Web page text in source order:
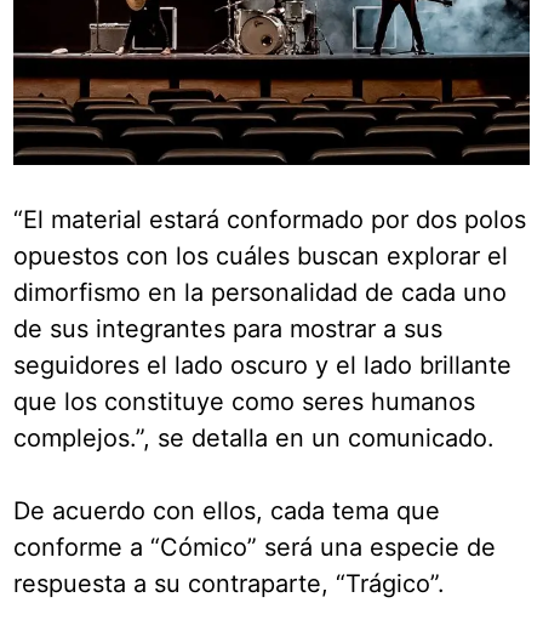
“El material estará conformado por dos polos
opuestos con los cuáles buscan explorar el
dimorfismo en la personalidad de cada uno
de sus integrantes para mostrar a sus
seguidores el lado oscuro y el lado brillante
que los constituye como seres humanos
complejos.”, se detalla en un comunicado.
De acuerdo con ellos, cada tema que
conforme a “Cómico” será una especie de
respuesta a su contraparte, “Trágico”.